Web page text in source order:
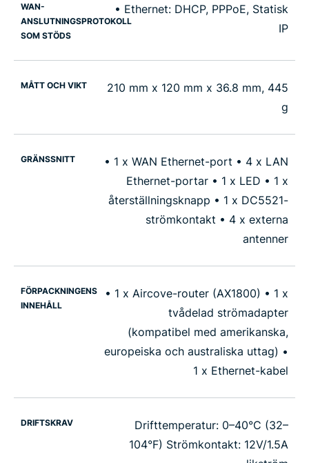
WAN-
ANSLUTNINGSPROTOKOLL
SOM STÖDS
• Ethernet: DHCP, PPPoE, Statisk
IP
MÅTT OCH VIKT
210 mm x 120 mm x 36.8 mm, 445
g
GRÄNSSNITT
• 1 x WAN Ethernet-port • 4 x LAN
Ethernet-portar • 1 x LED • 1 x
återställningsknapp • 1 x DC5521-
strömkontakt • 4 x externa
antenner
FÖRPACKNINGENS
INNEHÅLL
• 1 x Aircove-router (AX1800) • 1 x
tvådelad strömadapter
(kompatibel med amerikanska,
europeiska och australiska uttag) •
1 x Ethernet-kabel
DRIFTSKRAV
Drifttemperatur: 0–40°C (32–
104°F) Strömkontakt: 12V/1.5A